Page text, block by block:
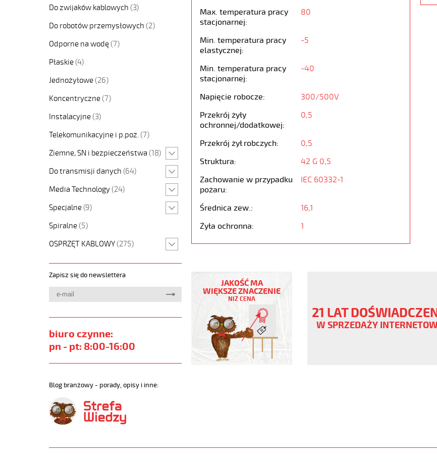
Do zwijaków kablowych (3)
Do robotów przemysłowych (2)
Odporne na wodę (7)
Płaskie (4)
Jednożyłowe (26)
Koncentryczne (7)
Instalacyjne (3)
Telekomunikacyjne i p.poż. (7)
Ziemne, SN i bezpieczeństwa (18)
Do transmisji danych (64)
Media Technology (24)
Specjalne (9)
Spiralne (5)
OSPRZĘT KABLOWY (275)
Zapisz się do newslettera
biuro czynne:
pn - pt: 8:00-16:00
Blog branżowy - porady, opisy i inne:
Max. temperatura pracy
stacjonarnej:
80
Min. temperatura pracy
elastycznej:
-5
Min. temperatura pracy
stacjonarnej:
-40
Napięcie robocze:
300/500V
Przekrój żyły
ochronnej/dodatkowej:
0,5
Przekrój żył robczych:
0,5
Struktura:
42 G 0,5
Zachowanie w przypadku
pożaru:
IEC 60332-1
Średnica zew.:
16,1
Żyła ochronna:
1
42G0,5
Kabel
300/500V
szary,izol.pur
czar.numer
https://www.static.helukabel-
qmmkabel-
JAKOŚĆ MA
WIĘKSZE ZNACZENIE
NIŻ CENA
21 LAT
W SPRZEDAŻY